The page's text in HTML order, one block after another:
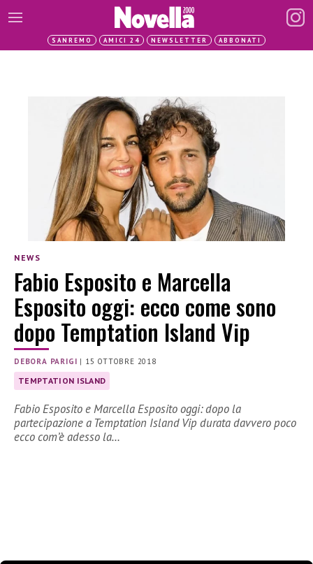
SANREMO AMICI 24 NEWSLETTER ABBONATI
NEWS
Fabio Esposito e Marcella
Esposito oggi: ecco come sono
dopo Temptation Island Vip
DEBORA PARIGI | 15 OTTOBRE 2018
TEMPTATION ISLAND
Fabio Esposito e Marcella Esposito oggi: dopo la
partecipazione a Temptation Island Vip durata davvero poco
ecco com’è adesso la…